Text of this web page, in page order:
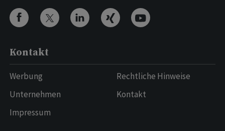
Kontakt
Werbung
Unternehmen
Impressum
Rechtliche Hinweise
Kontakt